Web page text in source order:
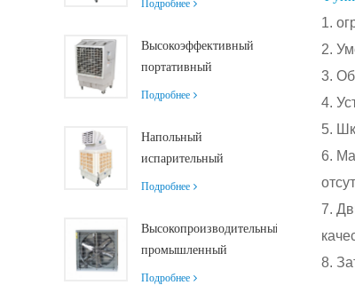
18000 м³/ч с
дистанционным
охлаждения больших
Подробнее
Высокоэффективный
портативный
испарительный
производительностью
управлением
Подробнее
Напольный
испарительный
воздухоохладитель с
дистанционным
18000 м³/ч
Подробнее
Высокопроизводительный
промышленный
вытяжной вентилятор с
Подробнее
1.
2.
3.
4.
5.
6.
7.
8.